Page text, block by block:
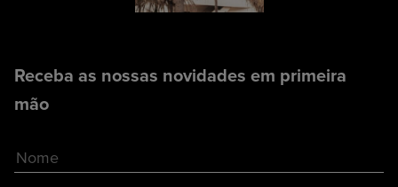
Receba as nossas novidades em primeira
mão